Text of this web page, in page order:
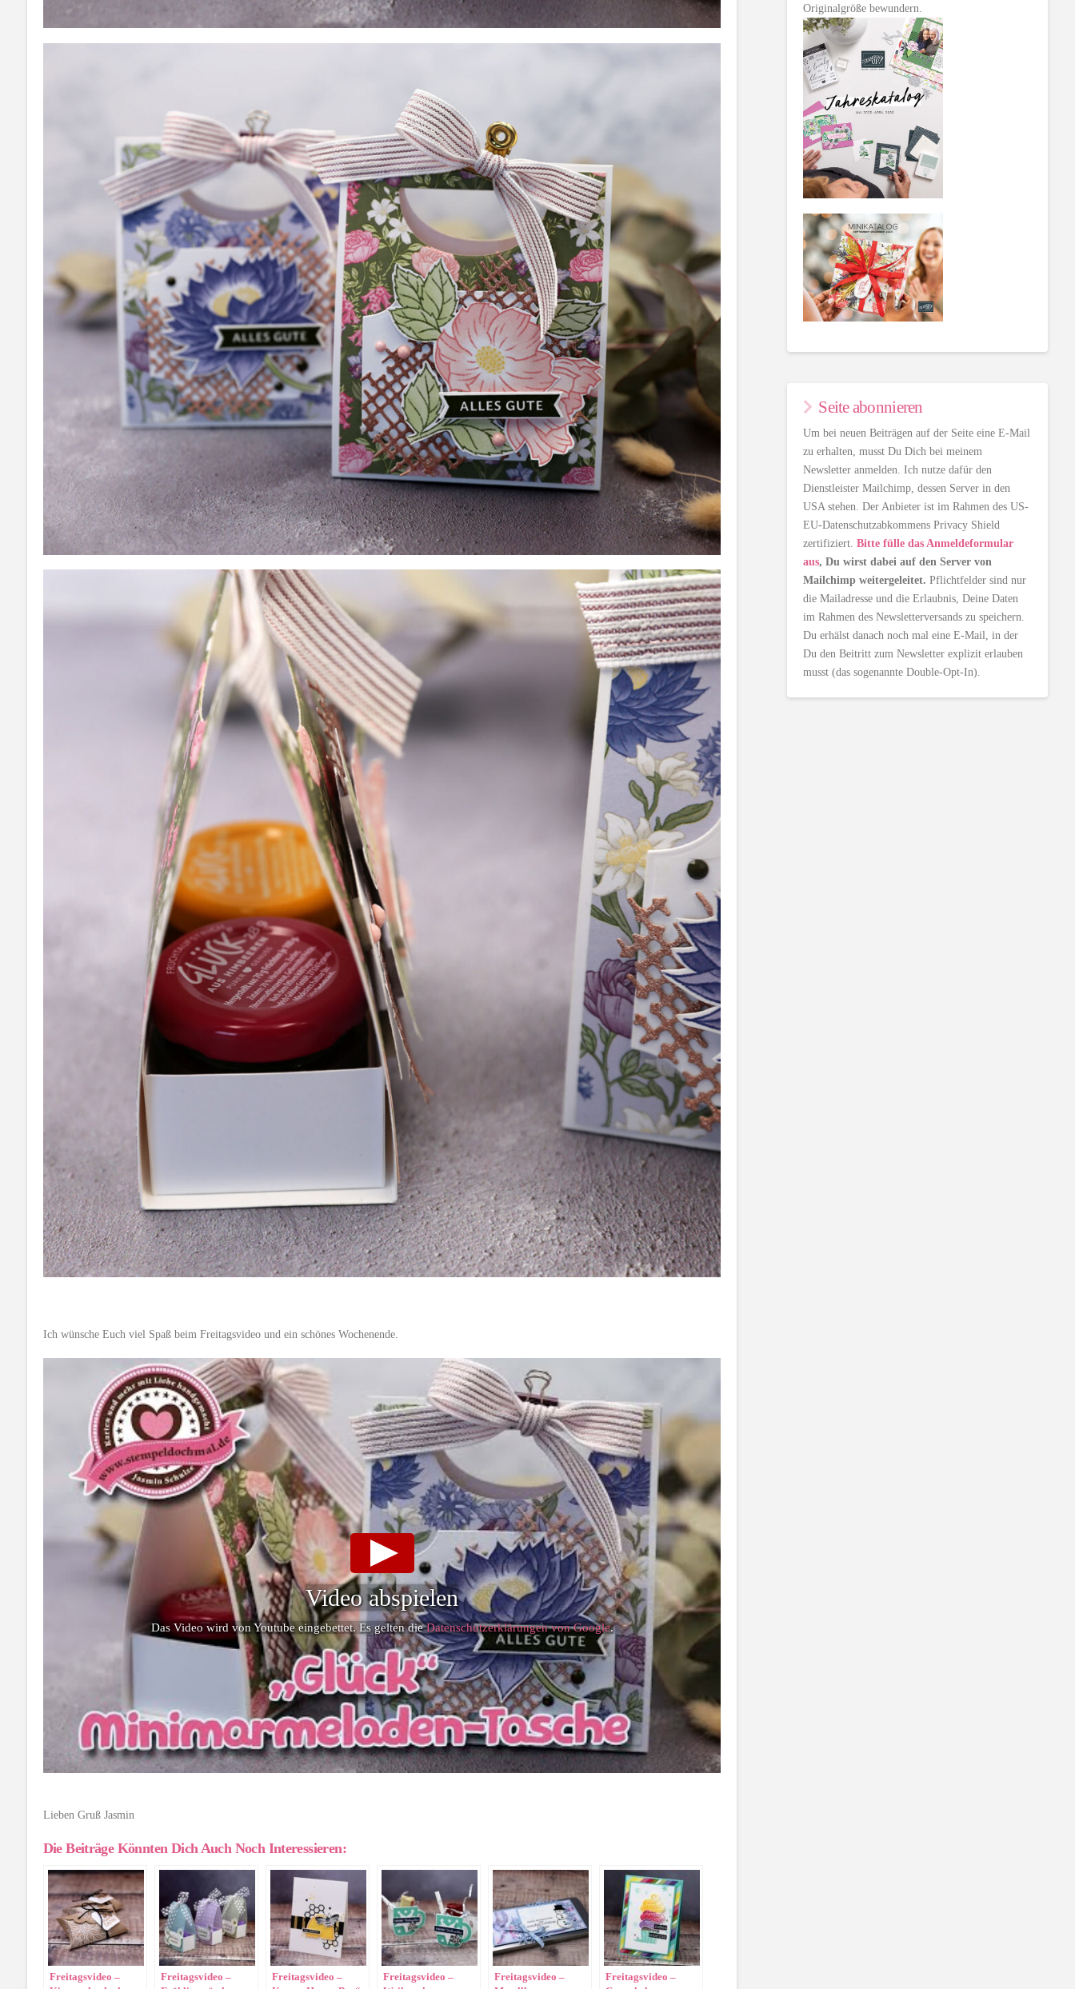
Ich wünsche Euch viel Spaß beim Freitagsvideo und ein schönes Wochenende.
Video abspielen
Das Video wird von Youtube eingebettet. Es gelten dieDatenschutzerklärungen von Google.
Lieben Gruß Jasmin
Die Beiträge Könnten Dich Auch Noch Interessieren:
Freitagsvideo –
Freitagsvideo –
Freitagsvideo –
Freitagsvideo –
Freitagsvideo –
Freitagsvideo –
Originalgröße bewundern.
Seite abonnieren
Um bei neuen Beiträgen auf der Seite eine E-Mail
zu erhalten, musst Du Dich bei meinem
Newsletter anmelden. Ich nutze dafür den
Dienstleister Mailchimp, dessen Server in den
USA stehen. Der Anbieter ist im Rahmen des US-
EU-Datenschutzabkommens Privacy Shield
zertifiziert.Bitte fülle das Anmeldeformular
aus, Du wirst dabei auf den Server von
Mailchimp weitergeleitet. Pflichtfelder sind nur
die Mailadresse und die Erlaubnis, Deine Daten
im Rahmen des Newsletterversands zu speichern.
Du erhälst danach noch mal eine E-Mail, in der
Du den Beitritt zum Newsletter explizit erlauben
musst (das sogenannte Double-Opt-In).